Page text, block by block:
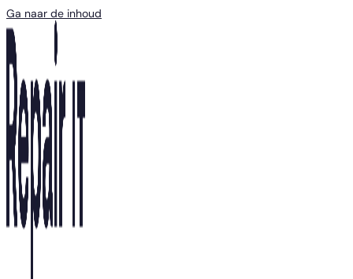
Ga naar de inhoud